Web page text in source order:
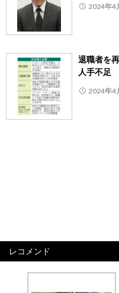
2024年4
退職者を
人手不足
2024年4
レコメンド